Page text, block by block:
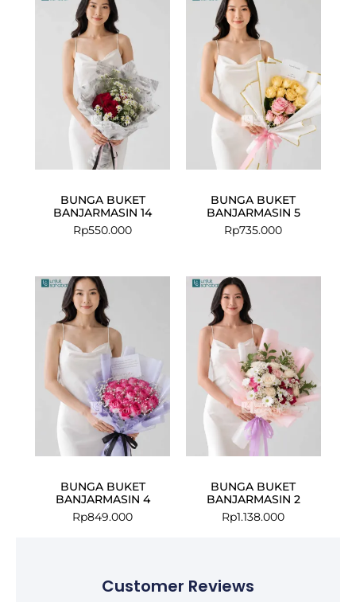
BUNGA BUKET
BANJARMASIN 14
Rp550.000
BUNGA BUKET
BANJARMASIN 5
Rp735.000
BUNGA BUKET
BANJARMASIN 4
Rp849.000
BUNGA BUKET
BANJARMASIN 2
Rp1.138.000
Customer Reviews